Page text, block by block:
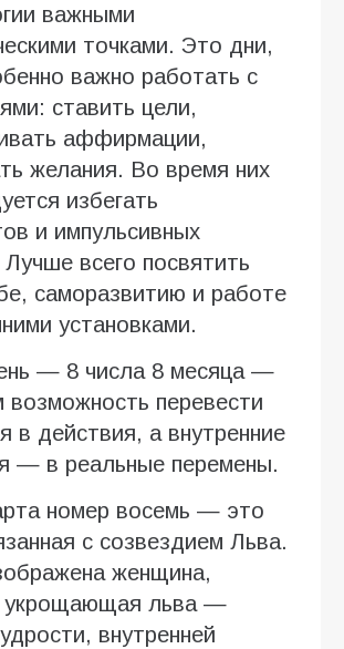
важными
точками. Это дни,
важно работать с
ставить цели,
аффирмации,
желания. Во время них
избегать
и импульсивных
всего посвятить
саморазвитию и работе
установками.
— 8 числа 8 месяца —
перевести
в действия, а внутренние
— в реальные перемены.
номер восемь — это
с созвездием Льва.
женщина,
укрощающая льва —
внутренней